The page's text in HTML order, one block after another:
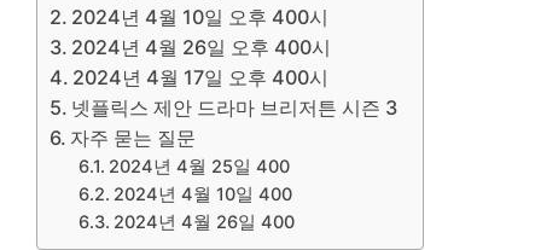
2024년 4월 10일 오후 400시
2024년 4월 26일 오후 400시
2024년 4월 17일 오후 400시
넷플릭스 제안 드라마 브리저튼 시즌 3
자주 묻는 질문
2024년 4월 25일 400
2024년 4월 10일 400
2024년 4월 26일 400